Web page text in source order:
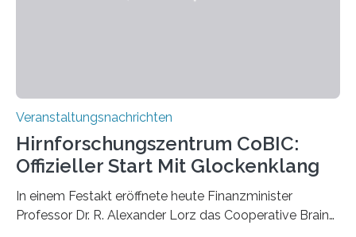
Veranstaltungsnachrichten
Hirnforschungszentrum CoBIC:
Offizieller Start Mit Glockenklang
In einem Festakt eröffnete heute Finanzminister
Professor Dr. R. Alexander Lorz das Cooperative Brain